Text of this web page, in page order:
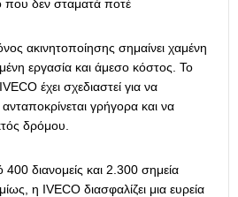
που δεν σταματά ποτέ
ακινητοποίησης σημαίνει χαμένη
εργασία και άμεσο κόστος. Το
έχει σχεδιαστεί για να
γρήγορα και να
δρόμου.
διανομείς και 2.300 σημεία
η IVECO διασφαλίζει μια ευρεία